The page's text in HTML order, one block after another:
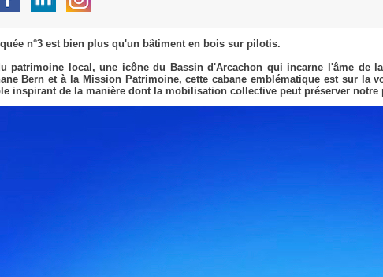
n°3 est bien plus qu'un bâtiment en bois sur pilotis.
patrimoine local, une icône du Bassin d'Arcachon qui incarne l'âme de
Bern et à la Mission Patrimoine, cette cabane emblématique est sur la
inspirant de la manière dont la mobilisation collective peut préserver